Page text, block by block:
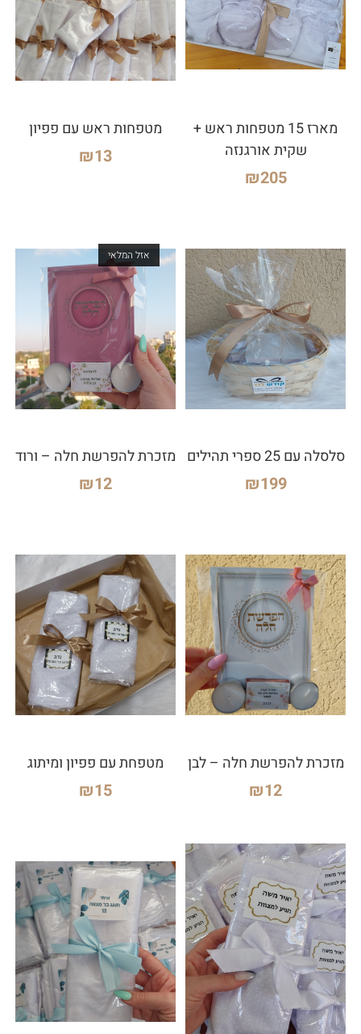
מארז 15 מטפחות ראש +
שקית אורגנזה
₪205
מטפחות ראש עם פפיון
₪13
סלסלה עם 25 ספרי תהילים
₪199
אזל המלאי
מזכרת להפרשת חלה – ורוד
₪12
מזכרת להפרשת חלה – לבן
₪12
מטפחת עם פפיון ומיתוג
₪15